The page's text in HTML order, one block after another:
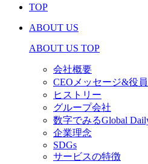
TOP
ABOUT US
ABOUT US TOP
会社概要
CEOメッセージ&役員
ヒストリー
グループ会社
数字でみるGlobal
企業理念
SDGs
サービスの特徴